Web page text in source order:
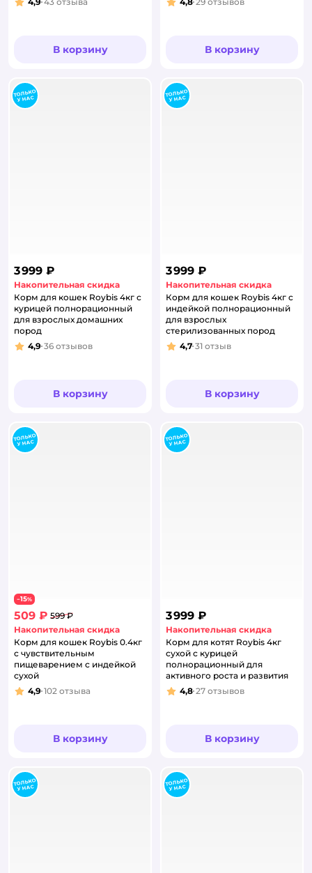
Рейтинг:
В корзину
Рейтинг:
В корзину
3 999 ₽
Накопительная скидка
Корм для кошек Roybis 4кг с
курицей полнорационный
для взрослых домашних
пород
Рейтинг:
4,9 36 отзывов
В корзину
3 999 ₽
Накопительная скидка
Корм для кошек Roybis 4кг с
индейкой полнорационный
для взрослых
стерилизованных пород
Рейтинг:
4,7 31 отзыв
В корзину
−15%
509 ₽ 599 ₽
Накопительная скидка
Корм для кошек Roybis 0.4кг
с чувствительным
пищеварением с индейкой
сухой
Рейтинг:
4,9 102 отзыва
В корзину
3 999 ₽
Накопительная скидка
Корм для котят Roybis 4кг
сухой с курицей
полнорационный для
активного роста и развития
Рейтинг:
4,8 27 отзывов
В корзину